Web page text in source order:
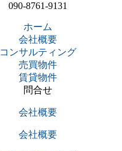
090-8761-9131
ホーム
会社概要
コンサルティング
売買物件
賃貸物件
問合せ
会社概要
会社概要